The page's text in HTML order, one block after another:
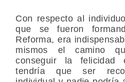
Con respecto al
que se fueron
Reforma, era
mismos el camino
conseguir la felicidad
tendría que ser